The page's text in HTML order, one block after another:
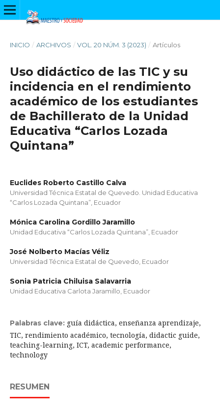
INICIO / ARCHIVOS / VOL. 20 NÚM. 3 (2023) / Artículos
Uso didáctico de las TIC y su
incidencia en el rendimiento
académico de los estudiantes
de Bachillerato de la Unidad
Educativa “Carlos Lozada
Quintana”
Euclides Roberto Castillo Calva
Universidad Técnica Estatal de Quevedo. Unidad Educativa
“Carlos Lozada Quintana”, Ecuador
Mónica Carolina Gordillo Jaramillo
Unidad Educativa “Carlos Lozada Quintana”, Ecuador
José Nolberto Macías Véliz
Universidad Técnica Estatal de Quevedo, Ecuador
Sonia Patricia Chiluisa Salavarria
Unidad Educativa Carlota Jaramillo, Ecuador
Palabras clave: guía didáctica, enseñanza aprendizaje,
TIC, rendimiento académico, tecnología, didactic guide,
teaching-learning, ICT, academic performance,
technology
RESUMEN